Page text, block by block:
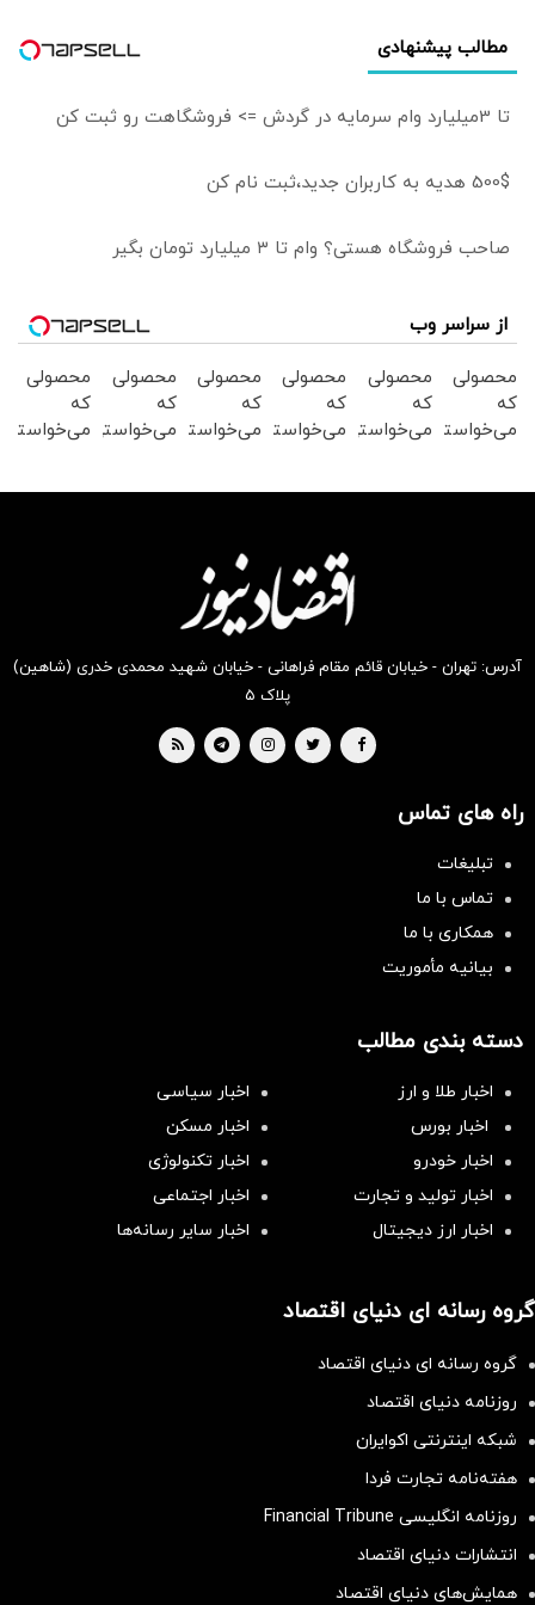
مطالب پیشنهادی
تا 3میلیارد وام سرمایه در گردش => فروشگاهت رو ثبت کن
500$ هدیه به کاربران جدید،ثبت نام کن
صاحب فروشگاه هستی؟ وام تا ۳ میلیارد تومان بگیر
از سراسر وب
محصولی
که
می‌خواستی
محصولی
که
می‌خواستی
محصولی
که
می‌خواستی
بخر !
محصولی
که
می‌خواستی
بخر !
محصولی
که
می‌خواستی
محصولی
که
می‌خواستی
آدرس: تهران - خیابان قائم مقام فراهانی - خیابان شهید محمدی خدری (شاهین)
پلاک ۵
راه های تماس
تبلیغات
تماس با ما
همکاری با ما
بیانیه مأموریت
دسته بندی مطالب
اخبار طلا و ارز
اخبار سیاسی
اخبار بورس
اخبار مسکن
اخبار خودرو
اخبار تکنولوژی
اخبار تولید و تجارت
اخبار اجتماعی
اخبار ارز دیجیتال
اخبار سایر رسانه‌‌ها
گروه رسانه ای دنیای اقتصاد
گروه رسانه ای دنیای اقتصاد
روزنامه دنیای اقتصاد
شبکه اینترنتی اکوایران
هفته‌نامه تجارت فردا
روزنامه انگلیسی Financial Tribune
انتشارات دنیای اقتصاد
همایش‌های دنیای اقتصاد